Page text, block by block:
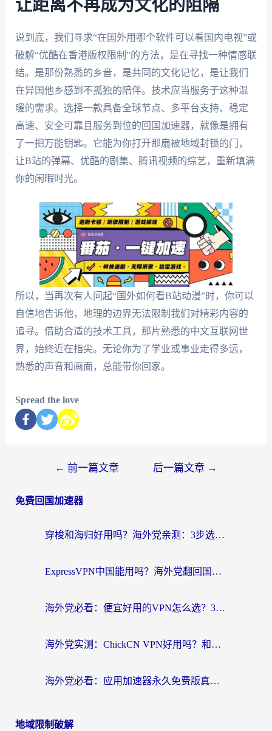
让距离不再成为文化的阻隔
说到底，我们寻求“在国外用哪个软件可以看国内电视”或
破解“优酷在香港版权限制”的方法，是在寻找一种情感联
结。是那份熟悉的乡音，是共同的文化记忆，是让我们
在异国他乡感到不孤独的陪伴。技术应当服务于这种温
暖的需求。选择一款具备全球节点、多平台支持、稳定
高速、安全可靠且服务到位的回国加速器，就像是拥有
了一把万能钥匙。它能为你打开那扇被地域封锁的门，
让B站的弹幕、优酷的剧集、腾讯视频的综艺，重新填满
你的闲暇时光。
所以，当再次有人问起“国外如何看B站动漫”时，你可以
自信地告诉他，地理的边界无法限制我们对精彩内容的
追寻。借助合适的技术工具，那片熟悉的中文互联网世
界，始终近在指尖。无论你为了学业或事业走得多远，
熟悉的声音和画面，总能带你回家。
Spread the love
← 前一篇文章 后一篇文章 →
免费回国加速器
穿梭和海归好用吗？海外党亲测：3步选对回国加速器，无缝刷国内剧玩手游
ExpressVPN中国能用吗？海外党翻回国内的加速器选择指南（附番茄加速器实测）
海外党必看：便宜好用的VPN怎么选？3步解决回国访问难题+Steam改区技巧
海外党实测：ChickCN VPN好用吗？和OurPlay VPN对比哪个回国效果更好？附避坑指南
海外党必看：应用加速器永久免费版真的靠谱吗？教你选对回国加速器无缝刷国内资源
地域限制破解